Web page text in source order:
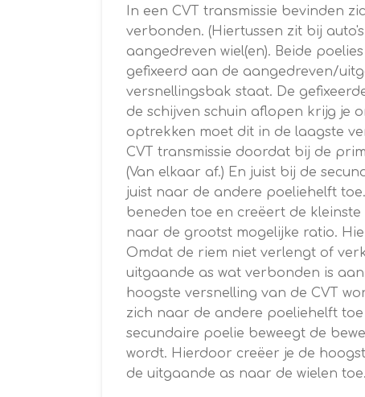
In een CVT transmissie bevinden
verbonden. (Hiertussen zit bij
aangedreven wiel(en). Beide
gefixeerd aan de aangedreven/
versnellingsbak staat. De
de schijven schuin aflopen krijg je
optrekken moet dit in de laagste
CVT transmissie doordat bij de
(Van elkaar af.) En juist bij de
juist naar de andere poeliehelft
beneden toe en creëert de
naar de grootst mogelijke ratio.
Omdat de riem niet verlengt of
uitgaande as wat verbonden is
hoogste versnelling van de CVT
zich naar de andere poeliehelft
secundaire poelie beweegt de
wordt. Hierdoor creëer je de
de uitgaande as naar de wielen